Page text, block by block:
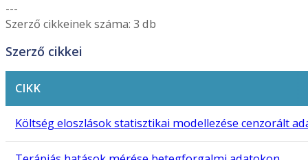
---
Szerző cikkeinek száma: 3 db
Szerző cikkei
CIKK
Költség eloszlások statisztikai modellezése cenzorált